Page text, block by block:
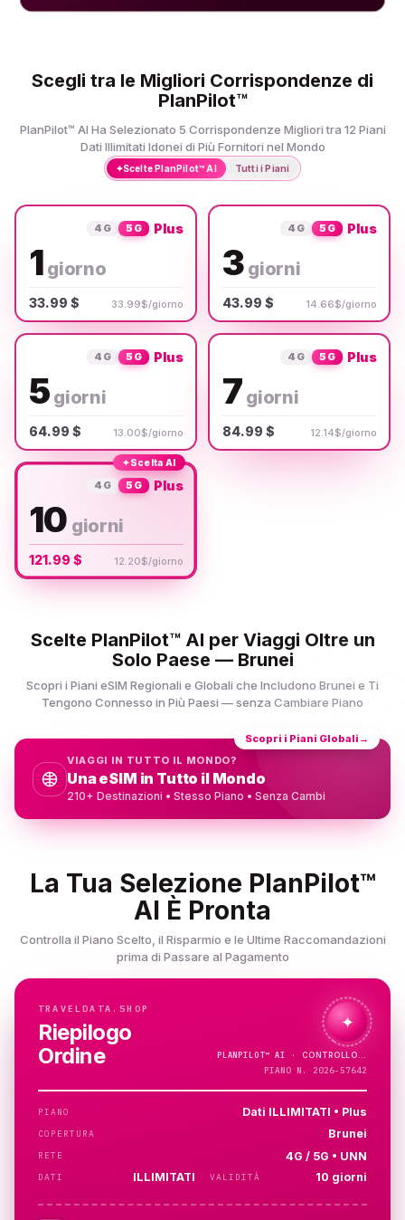
Scegli tra le Migliori Corrispondenze di
PlanPilot™
PlanPilot™ AI Ha Selezionato 5 Corrispondenze Migliori tra 12 Piani
Dati Illimitati Idonei di Più Fornitori nel Mondo
✦Scelte PlanPilot™ AI Tutti i Piani
4G 5G Plus
1 giorno
33.99 $ 33.99$/giorno
4G 5G Plus
3 giorni
43.99 $ 14.66$/giorno
4G 5G Plus
5 giorni
64.99 $ 13.00$/giorno
4G 5G Plus
7 giorni
84.99 $ 12.14$/giorno
✦Scelta AI
4G 5G Plus
10 giorni
121.99 $ 12.20$/giorno
Scelte PlanPilot™ AI per Viaggi Oltre un
Solo Paese — Brunei
Scopri i Piani eSIM Regionali e Globali che Includono Brunei e Ti
Tengono Connesso in Più Paesi — senza Cambiare Piano
VIAGGI IN TUTTO IL MONDO?
Una eSIM in Tutto il Mondo
210+ Destinazioni • Stesso Piano • Senza Cambi
Scopri i Piani Globali →
La Tua Selezione PlanPilot™
AI È Pronta
Controlla il Piano Scelto, il Risparmio e le Ultime Raccomandazioni
prima di Passare al Pagamento
TRAVELDATA.SHOP
Riepilogo
Ordine
✦
PLANPILOT™AI ·
PIANO N. 2026-57642
PIANO Dati ILLIMITATI • Plus
COPERTURA Brunei
RETE 4G / 5G • UNN
DATI ILLIMITATI VALIDITÀ 10 giorni